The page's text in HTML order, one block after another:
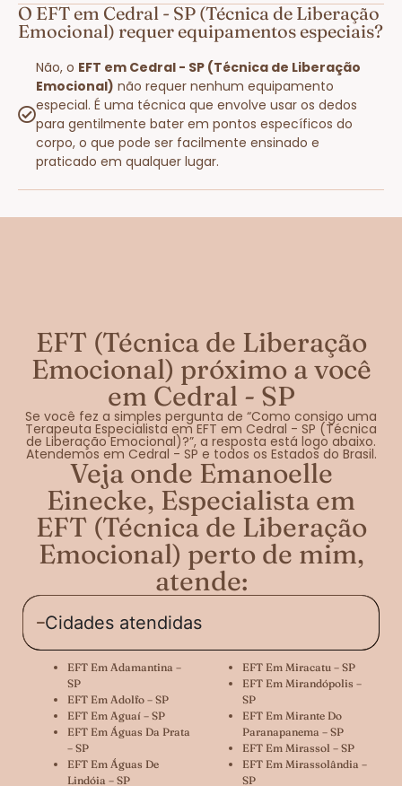
O EFT em Cedral - SP (Técnica de Liberação
Emocional) requer equipamentos especiais?
Não, o EFT em Cedral - SP (Técnica de Liberação
Emocional) não requer nenhum equipamento
especial. É uma técnica que envolve usar os dedos
para gentilmente bater em pontos específicos do
corpo, o que pode ser facilmente ensinado e
praticado em qualquer lugar.
EFT (Técnica de Liberação
Emocional) próximo a você
em Cedral - SP
Se você fez a simples pergunta de “Como consigo uma
Terapeuta Especialista em EFT em Cedral - SP (Técnica
de Liberação Emocional)?”, a resposta está logo abaixo.
Atendemos em Cedral - SP e todos os Estados do Brasil.
Veja onde Emanoelle
Einecke, Especialista em
EFT (Técnica de Liberação
Emocional) perto de mim,
atende:
Cidades atendidas
EFT Em Adamantina –
SP
EFT Em Adolfo – SP
EFT Em Aguaí – SP
EFT Em Águas Da Prata
– SP
EFT Em Águas De
Lindóia – SP
EFT Em Miracatu – SP
EFT Em Mirandópolis –
SP
EFT Em Mirante Do
Paranapanema – SP
EFT Em Mirassol – SP
EFT Em Mirassolândia –
SP